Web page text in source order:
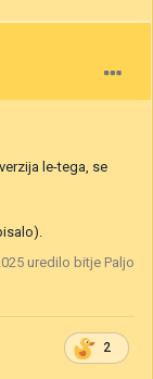
le-tega, se
uredilo bitje Paljo
2